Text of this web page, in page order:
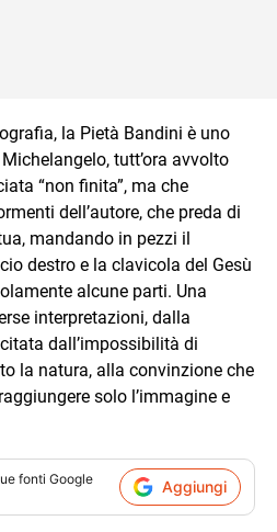
la Pietà Bandini è uno
tutt’ora avvolto
“non finita”, ma che
dell’autore, che preda di
mandando in pezzi il
destro e la clavicola del Gesù
alcune parti. Una
interpretazioni, dalla
dall’impossibilità di
la natura, alla convinzione che
solo l’immagine e
fonti Google
Aggiungi